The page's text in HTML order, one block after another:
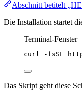
Abschnitt betitelt
Die Installation startet
Terminal-Fenster
curl -fsSL
Das Skript geht diese